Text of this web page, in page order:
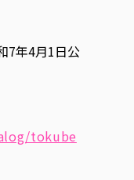
7年4月1日公
tokube